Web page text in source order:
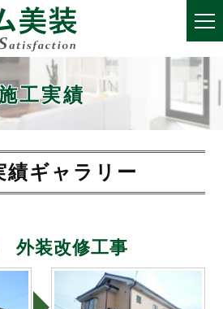
工実績
績ギャラリー
外装改修工事